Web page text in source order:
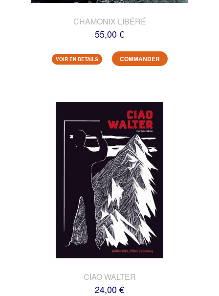
CHAMONIX LIBÉRÉ
55,00 €
VOIR EN DETAILS COMMANDER
CIAO WALTER
24,00 €